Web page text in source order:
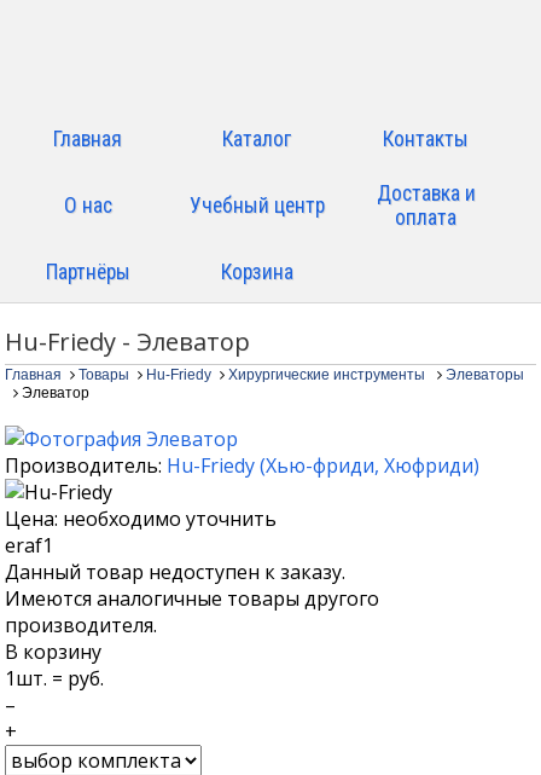
Главная Каталог Контакты
О нас Учебный центр
Доставка и
оплата
Партнёры Корзина
Hu-Friedy - Элеватор
Главная Товары Hu-Friedy Хирургические инструменты
Элеваторы
Элеватор
Производитель: Hu-Friedy(Хью-фриди,Хюфриди)
Цена: необходимо уточнить
eraf1
Данный товар недоступен к заказу.
Имеются аналогичные товары другого
производителя.
В корзину
1шт. = руб.
–
+